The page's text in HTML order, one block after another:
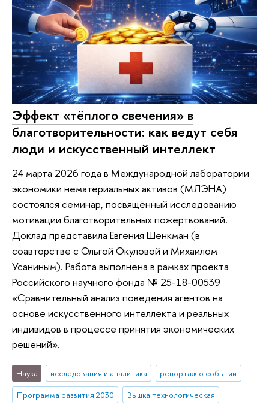
Эффект «тёплого свечения» в
благотворительности: как ведут себя
люди и искусственный интеллект
24 марта 2026 года в Международной лаборатории
экономики нематериальных активов (МЛЭНА)
состоялся семинар, посвящённый исследованию
мотивации благотворительных пожертвований.
Доклад представила Евгения Шенкман (в
соавторстве с Ольгой Окуловой и Михаилом
Усаниным). Работа выполнена в рамках проекта
Российского научного фонда № 25-18-00539
«Сравнительный анализ поведения агентов на
основе искусственного интеллекта и реальных
индивидов в процессе принятия экономических
решений».
Наука исследования и аналитика
репортаж о событии
Программа развития 2030
Вышка технологическая